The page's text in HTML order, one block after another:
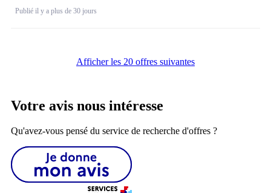
Publié il y a plus de 30 jours
Afficher les 20 offres suivantes
Votre avis nous intéresse
Qu'avez-vous pensé du service de recherche d'offres ?